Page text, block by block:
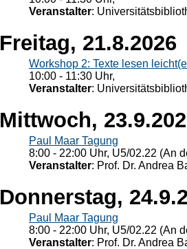
Veranstalter:
Freitag, 21.8.2026
Workshop 2: Texte lesen
10:00 - 11:30 Uhr,
Veranstalter:
Mittwoch,
Paul Maar Tagung
8:00 - 22:00 Uhr, U5/02.22 (An
Veranstalter: Prof. Dr. Andrea
Donnerstag,
Paul Maar Tagung
8:00 - 22:00 Uhr, U5/02.22 (An
Veranstalter: Prof. Dr. Andrea